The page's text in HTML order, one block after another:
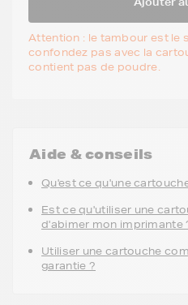
Attention : le tambour est le
confondez pas avec la
contient pas de poudre.
Aide & conseils
Qu'est ce qu'une
Est ce qu'utiliser une
d'abimer mon imprimante
Utiliser une cartouche
garantie ?